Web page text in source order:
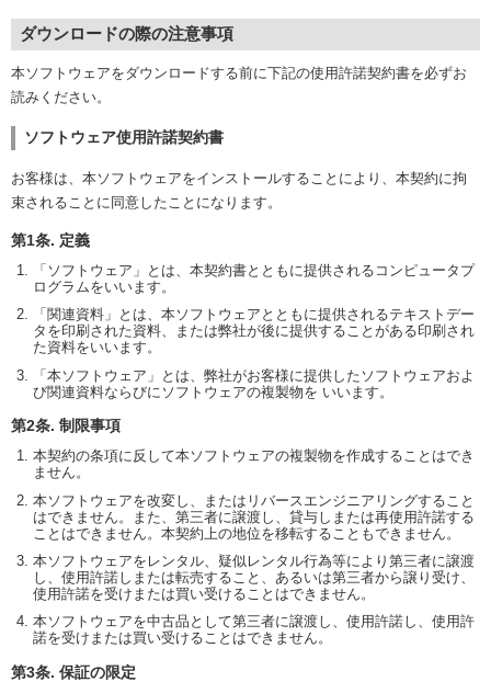
ダウンロードの際の注意事項
本ソフトウェアをダウンロードする前に下記の使用許諾契約書を必ずお
読みください。
ソフトウェア使用許諾契約書
お客様は、本ソフトウェアをインストールすることにより、本契約に拘
束されることに同意したことになります。
第1条. 定義
「ソフトウェア」とは、本契約書とともに提供されるコンピュータプ
ログラムをいいます。
「関連資料」とは、本ソフトウェアとともに提供されるテキストデー
タを印刷された資料、または弊社が後に提供することがある印刷され
た資料をいいます。
「本ソフトウェア」とは、弊社がお客様に提供したソフトウェアおよ
び関連資料ならびにソフトウェアの複製物を いいます。
第2条. 制限事項
本契約の条項に反して本ソフトウェアの複製物を作成することはでき
ません。
本ソフトウェアを改変し、またはリバースエンジニアリングすること
はできません。また、第三者に譲渡し、貸与しまたは再使用許諾する
ことはできません。本契約上の地位を移転することもできません。
本ソフトウェアをレンタル、疑似レンタル行為等により第三者に譲渡
し、使用許諾しまたは転売すること、あるいは第三者から譲り受け、
使用許諾を受けまたは買い受けることはできません。
本ソフトウェアを中古品として第三者に譲渡し、使用許諾し、使用許
諾を受けまたは買い受けることはできません。
第3条. 保証の限定